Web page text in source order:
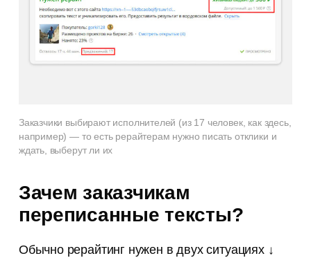
Заказчики выбирают исполнителей (из 17 человек, как здесь,
например) — то есть рерайтерам нужно писать отклики и
ждать, выберут ли их
Зачем заказчикам
переписанные тексты?
Обычно рерайтинг нужен в двух ситуациях ↓